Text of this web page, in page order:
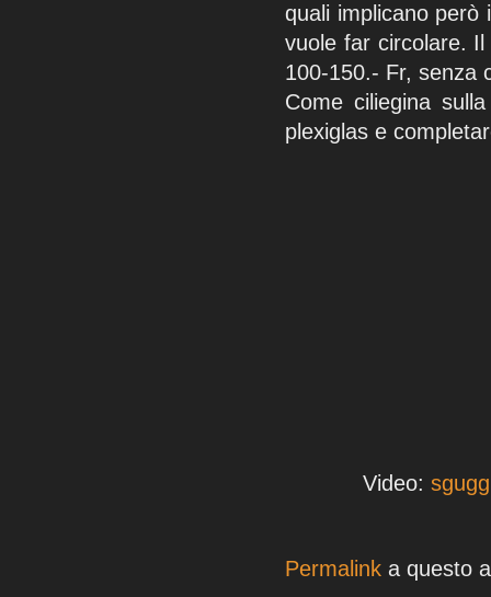
quali implicano però
vuole far circolare.
100-150.- Fr, senza
Come ciliegina
plexiglas e
Video:
Permalink a questo